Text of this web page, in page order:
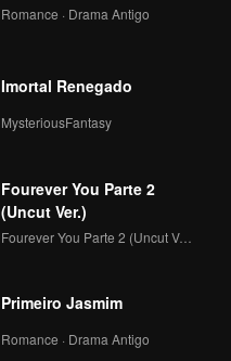
356
358
Romance · Drama Antigo
Imortal Renegado
MysteriousFantasy
Fourever You Parte 2
(Uncut Ver.)
Fourever You Parte 2 (Uncut Ver.)
Primeiro Jasmim
Romance · Drama Antigo